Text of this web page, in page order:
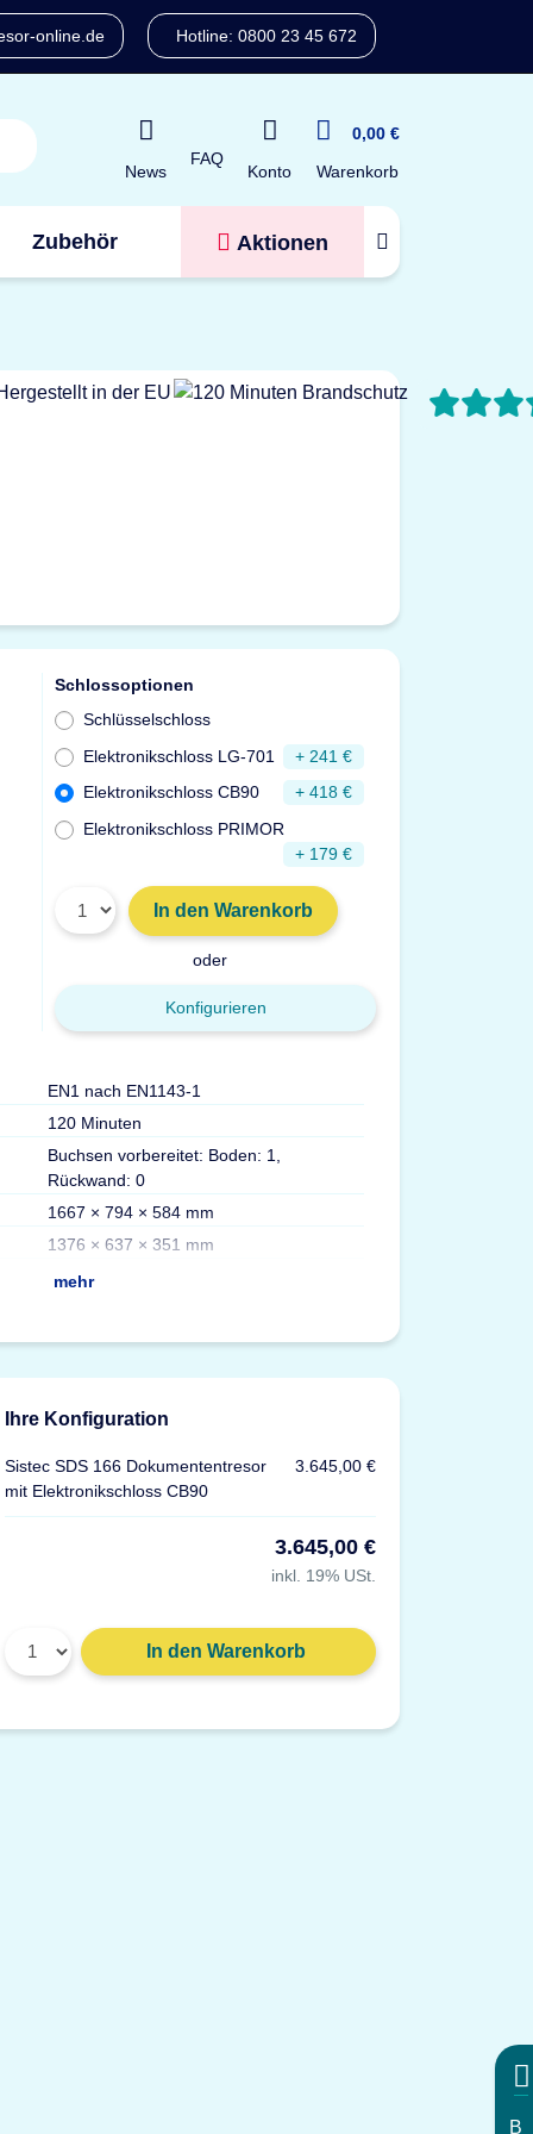
online.de Hotline: 0800 23 45 672
News
FAQ
Konto
0,00 €
Warenkorb
Zubehör Aktionen
Schlossoptionen
Schlüsselschloss
Elektronikschloss LG-701
+ 241 €
Elektronikschloss CB90
+ 418 €
Elektronikschloss PRIMOR
+ 179 €
In den Warenkorb
oder
Konfigurieren
EN1 nach EN1143-1
120 Minuten
Buchsen vorbereitet: Boden: 1,
Rückwand: 0
1667 × 794 × 584 mm
1376 × 637 × 351 mm
mehr
Material: Kunststoff, grau
Ihre Konfiguration
Sistec SDS 166 Dokumententresor
mit Elektronikschloss CB90
3.645,00 €
3.645,00 €
inkl. 19% USt.
In den Warenkorb